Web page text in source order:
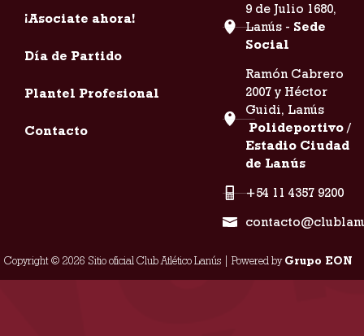
¡Asociate ahora!
Día de Partido
Plantel Profesional
Contacto
9 de Julio 1680,
Lanús - Sede
Social
Ramón Cabrero
2007 y Héctor
Guidi, Lanús
Polideportivo /
Estadio Ciudad
de Lanús
+54 11 4357 9200
Copyright © 2026 Sitio oficial Club Atlético Lanús | Powered byGrupo EON